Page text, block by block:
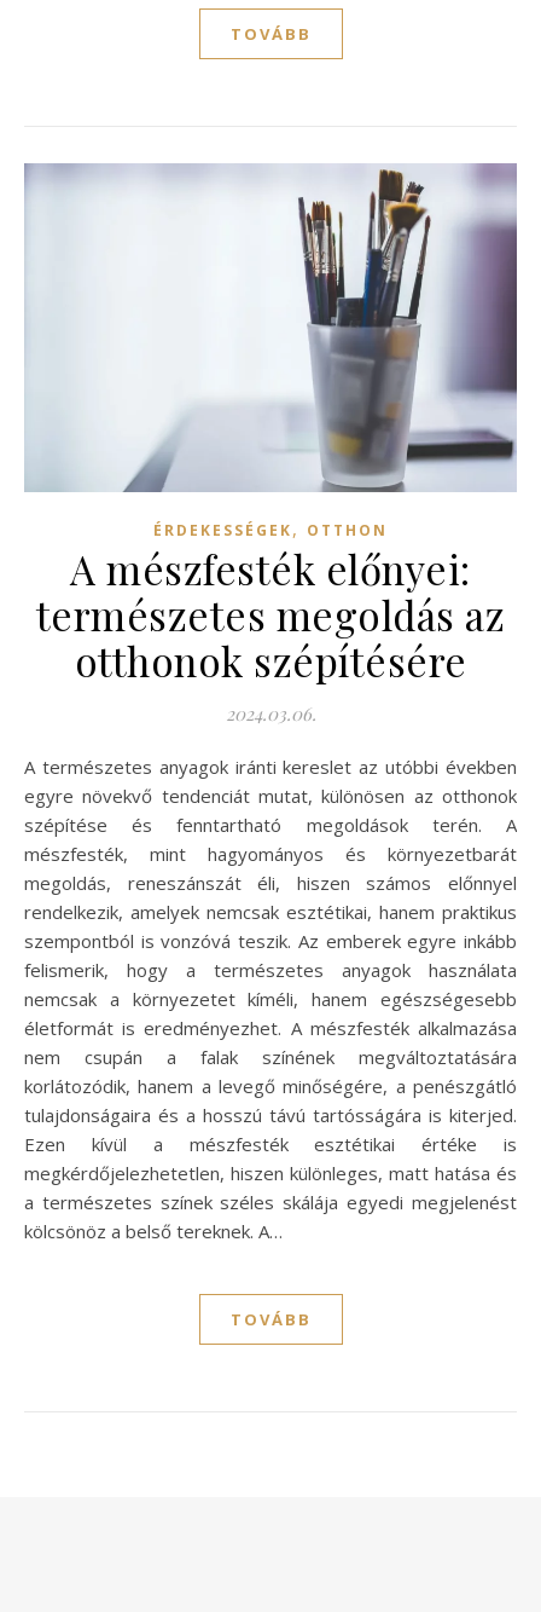
TOVÁBB
ÉRDEKESSÉGEK, OTTHON
A mészfesték előnyei:
természetes megoldás az
otthonok szépítésére
2024.03.06.
A természetes anyagok iránti kereslet az utóbbi években
egyre növekvő tendenciát mutat, különösen az otthonok
szépítése és fenntartható megoldások terén. A
mészfesték, mint hagyományos és környezetbarát
megoldás, reneszánszát éli, hiszen számos előnnyel
rendelkezik, amelyek nemcsak esztétikai, hanem praktikus
szempontból is vonzóvá teszik. Az emberek egyre inkább
felismerik, hogy a természetes anyagok használata
nemcsak a környezetet kíméli, hanem egészségesebb
életformát is eredményezhet. A mészfesték alkalmazása
nem csupán a falak színének megváltoztatására
korlátozódik, hanem a levegő minőségére, a penészgátló
tulajdonságaira és a hosszú távú tartósságára is kiterjed.
Ezen kívül a mészfesték esztétikai értéke is
megkérdőjelezhetetlen, hiszen különleges, matt hatása és
a természetes színek széles skálája egyedi megjelenést
kölcsönöz a belső tereknek. A…
TOVÁBB